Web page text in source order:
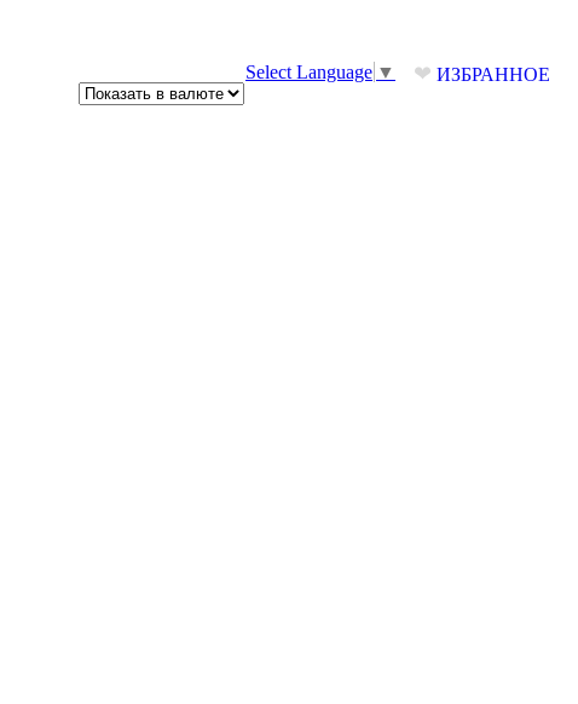
❤ ИЗБРАННОЕ
Select Language ▼